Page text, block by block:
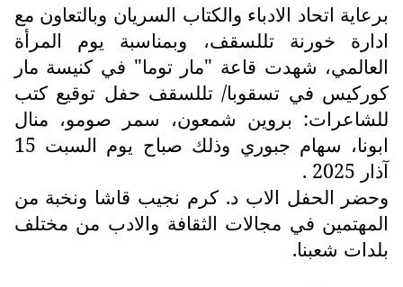
اتحاد الادباء والكتاب السريان وبالتعاون مع
خورنة تللسقف، وبمناسبة يوم المرأة
شهدت قاعة "مار توما" في كنيسة مار
في تسقوبا/ تللسقف حفل توقيع كتب
بروين شمعون، سمر صومو، منال
ابونا، سهام جبوري وذلك صباح يوم السبت 15
2025 .
الحفل الاب د. كرم نجيب قاشا ونخبة من
في مجالات الثقافة والادب من مختلف
شعبنا.